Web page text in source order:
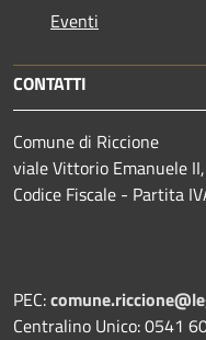
Eventi
CONTATTI
Comune di Riccione
viale Vittorio Emanuele
Codice Fiscale - Partita
PEC:
Centralino Unico: 0541